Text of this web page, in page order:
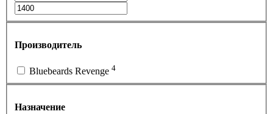
Производитель
Bluebeards Revenge 4
Назначение